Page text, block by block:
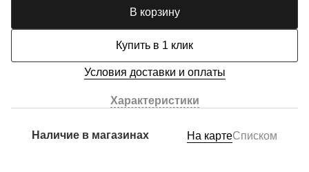
В корзину
Купить в 1 клик
Условия доставки и оплаты
Характеристики
Наличие в магазинах На картеСписком